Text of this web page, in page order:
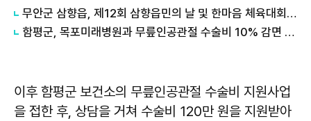
무안군 삼향읍, 제12회 삼향읍민의 날 및 한마음 체육대회 성황리에 개최
함평군, 목포미래병원과 무릎인공관절 수술비 10% 감면 협약
이후 함평군 보건소의 무릎인공관절 수술비 지원사업
을 접한 후, 상담을 거쳐 수술비 120만 원을 지원받아